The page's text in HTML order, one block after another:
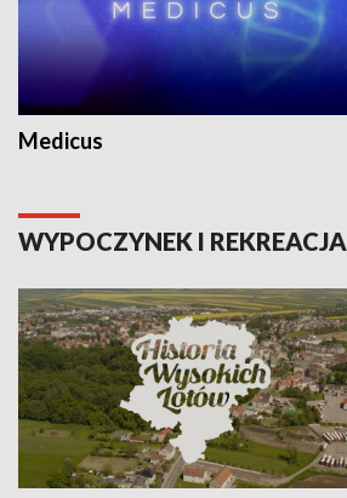
Medicus
WYPOCZYNEK I REKREACJA